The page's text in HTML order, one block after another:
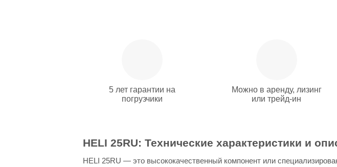
5 лет гарантии на
погрузчики
Можно в аренду, лизинг
или трейд-ин
HELI 25RU: Технические характеристики и
HELI 25RU — это высококачественный компонент или